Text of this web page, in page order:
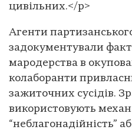
цивільних.</p>
Агенти
задокументували
мародерства в
колаборанти
зажиточних сусідів.
використовують
“неблагонадійність”